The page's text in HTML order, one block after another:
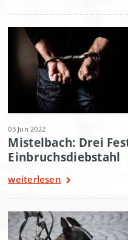
03 Jun 2022
Mistelbach: Drei
Einbruchsdiebstahl
weiterlesen